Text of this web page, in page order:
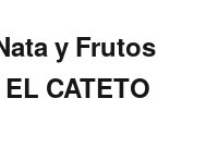
y Frutos
CATETO